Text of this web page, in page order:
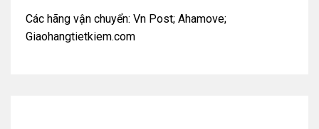
Các hãng vận chuyển: Vn Post; Ahamove;
Giaohangtietkiem.com